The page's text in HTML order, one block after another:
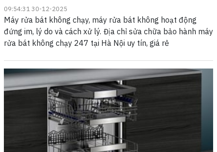
09:54:31 30-12-2025
Máy rửa bát không chạy, máy rửa bát không hoạt động
đứng im, lý do và cách xử lý. Địa chỉ sửa chữa bảo hành máy
rửa bát không chạy 247 tại Hà Nội uy tín, giá rẻ